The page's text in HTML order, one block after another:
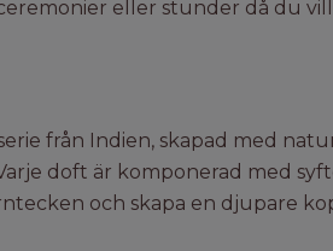
eller stunder då du vill
från Indien, skapad med
doft är komponerad med
och skapa en djupare